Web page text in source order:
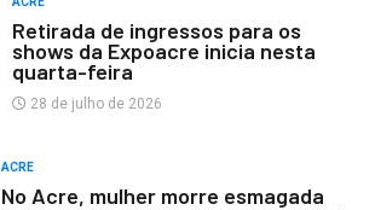
Retirada de ingressos para os
shows da Expoacre inicia nesta
quarta-feira
28 de julho de 2026
ACRE
No Acre, mulher morre esmagada